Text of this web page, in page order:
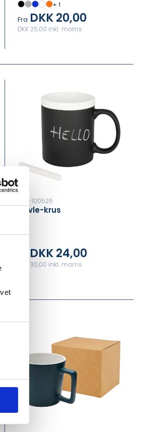
+ 1
Fra DKK 20,00
DKK 25,00 inkl. moms
PFC-100526
Tavle-krus
DKK 24,00
DKK 30,00 inkl. moms